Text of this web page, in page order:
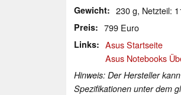
Gewicht 230 g, Netzteil:
Preis 799 Euro
Links
Asus Startseite
Asus Notebooks
Hinweis: Der Hersteller
Spezifikationen unter dem